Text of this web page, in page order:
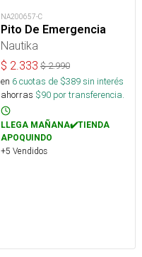
NA200657-C
Pito De Emergencia
Nautika
$ 2.333 $2.990
en 6cuotas de $389sin interés
ahorras $90 por transferencia.
LLEGA MAÑANA✔️TIENDA
APOQUINDO
+5 Vendidos